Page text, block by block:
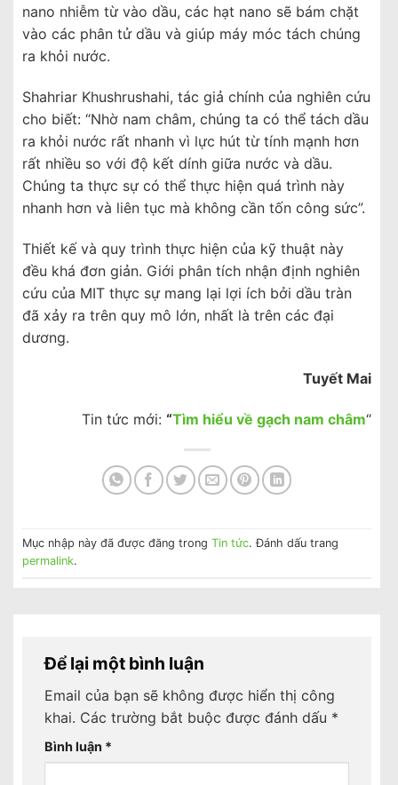
nano nhiễm từ vào dầu, các hạt nano sẽ bám chặt
vào các phân tử dầu và giúp máy móc tách chúng
ra khỏi nước.
Shahriar Khushrushahi, tác giả chính của nghiên cứu
cho biết: “Nhờ nam châm, chúng ta có thể tách dầu
ra khỏi nước rất nhanh vì lực hút từ tính mạnh hơn
rất nhiều so với độ kết dính giữa nước và dầu.
Chúng ta thực sự có thể thực hiện quá trình này
nhanh hơn và liên tục mà không cần tốn công sức”.
Thiết kế và quy trình thực hiện của kỹ thuật này
đều khá đơn giản. Giới phân tích nhận định nghiên
cứu của MIT thực sự mang lại lợi ích bởi dầu tràn
đã xảy ra trên quy mô lớn, nhất là trên các đại
dương.
Tuyết Mai
Tin tức mới: “Tìm hiểu về gạch nam châm“
Mục nhập này đã được đăng trong Tin tức. Đánh dấu trang
permalink.
Để lại một bình luận
Email của bạn sẽ không được hiển thị công
khai. Các trường bắt buộc được đánh dấu *
Bình luận *